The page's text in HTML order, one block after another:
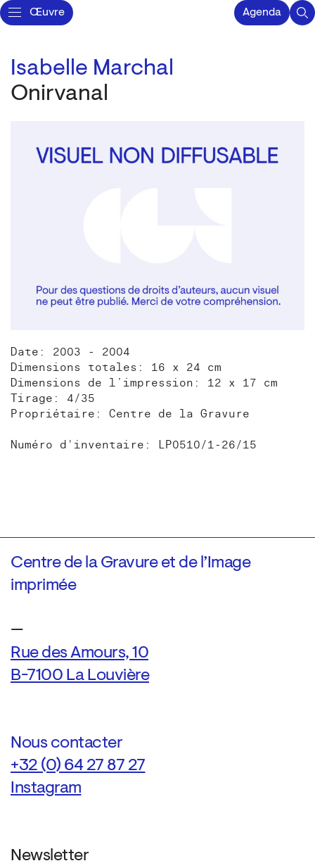
Œuvre Agenda
Isabelle Marchal
Onirvanal
Date: 2003 - 2004
Dimensions totales: 16 x 24 cm
Dimensions de l’impression: 12 x 17 cm
Tirage: 4/35
Propriétaire: Centre de la Gravure
Numéro d'inventaire: LP0510/1-26/15
Centre de la Gravure et de l’Image
imprimée
—
Rue des Amours, 10
B-7100 La Louvière
Nous contacter
+32 (0) 64 27 87 27
Instagram
Newsletter